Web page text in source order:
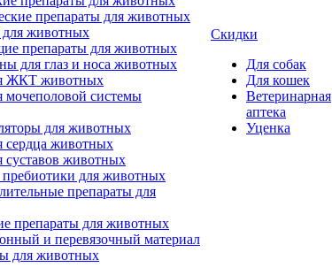
препараты для животных
животных
препараты для животных
для глаз и носа животных
ЖКТ животных
мочеполовой системы
для животных
сердца животных
суставов животных
для животных
препараты для
препараты для животных
и перевязочный материал
для животных
Скидки
Для собак
Для кошек
Ветеринарная
аптека
Уценка